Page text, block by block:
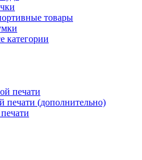
товары
категории
печати
печати (дополнительно)